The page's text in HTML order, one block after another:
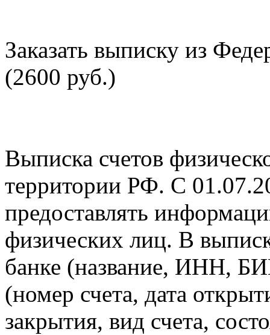
Заказать выписку из
(2600 руб.)
Выписка счетов
территории РФ. С
предоставлять
физических лиц. В
банке (название, ИНН,
(номер счета, дата
закрытия, вид счета,